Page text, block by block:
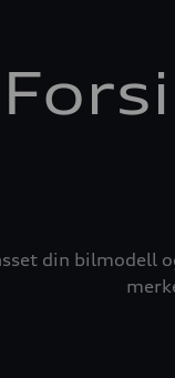
din bilmodell